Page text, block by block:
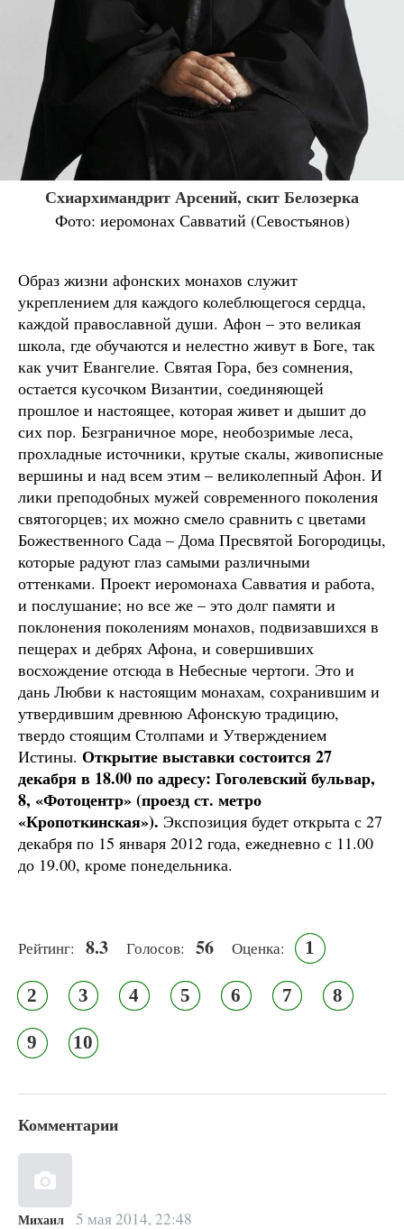
Схиархимандрит Арсений, скит Белозерка
Фото: иеромонах Савватий (Севостьянов)
Образ жизни афонских монахов служит
укреплением для каждого колеблющегося сердца,
каждой православной души. Афон – это великая
школа, где обучаются и нелестно живут в Боге, так
как учит Евангелие. Святая Гора, без сомнения,
остается кусочком Византии, соединяющей
прошлое и настоящее, которая живет и дышит до
сих пор. Безграничное море, необозримые леса,
прохладные источники, крутые скалы, живописные
вершины и над всем этим – великолепный Афон. И
лики преподобных мужей современного поколения
святогорцев; их можно смело сравнить с цветами
Божественного Сада – Дома Пресвятой Богородицы,
которые радуют глаз самыми различными
оттенками. Проект иеромонаха Савватия и работа,
и послушание; но все же – это долг памяти и
поклонения поколениям монахов, подвизавшихся в
пещерах и дебрях Афона, и совершивших
восхождение отсюда в Небесные чертоги. Это и
дань Любви к настоящим монахам, сохранившим и
утвердившим древнюю Афонскую традицию,
твердо стоящим Столпами и Утверждением
Истины. Открытие выставки состоится 27
декабря в 18.00 по адресу: Гоголевский бульвар,
8, «Фотоцентр» (проезд ст. метро
«Кропоткинская»). Экспозиция будет открыта с 27
декабря по 15 января 2012 года, ежедневно с 11.00
до 19.00, кроме понедельника.
Рейтинг: 8.3 Голосов: 56 Оценка: 1
2 3 4 5 6 7 8
9 10
Комментарии
Михаил 5 мая 2014, 22:48